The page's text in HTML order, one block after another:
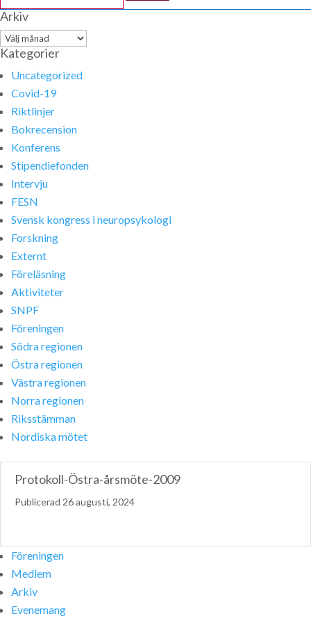
Arkiv
Arkiv
Kategorier
Uncategorized
Covid-19
Riktlinjer
Bokrecension
Konferens
Stipendiefonden
Intervju
FESN
Svensk kongress i neuropsykologi
Forskning
Externt
Föreläsning
Aktiviteter
SNPF
Föreningen
Södra regionen
Östra regionen
Västra regionen
Norra regionen
Riksstämman
Nordiska mötet
Protokoll-Östra-årsmöte-2009
26 augusti, 2024
Föreningen
Medlem
Arkiv
Evenemang